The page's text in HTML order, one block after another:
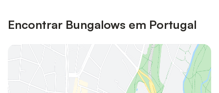
Encontrar Bungalows em Portugal